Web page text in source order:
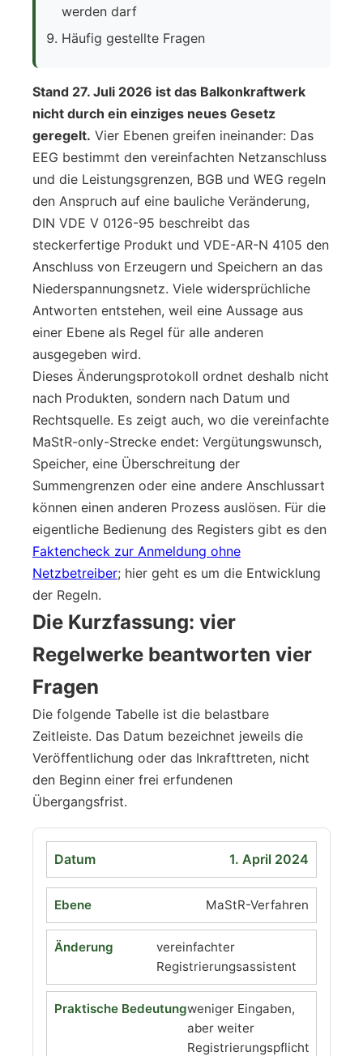
werden darf
Häufig gestellte Fragen
Stand 27. Juli 2026 ist das Balkonkraftwerk
nicht durch ein einziges neues Gesetz
geregelt. Vier Ebenen greifen ineinander: Das
EEG bestimmt den vereinfachten Netzanschluss
und die Leistungsgrenzen, BGB und WEG regeln
den Anspruch auf eine bauliche Veränderung,
DIN VDE V 0126-95 beschreibt das
steckerfertige Produkt und VDE-AR-N 4105 den
Anschluss von Erzeugern und Speichern an das
Niederspannungsnetz. Viele widersprüchliche
Antworten entstehen, weil eine Aussage aus
einer Ebene als Regel für alle anderen
ausgegeben wird.
Dieses Änderungsprotokoll ordnet deshalb nicht
nach Produkten, sondern nach Datum und
Rechtsquelle. Es zeigt auch, wo die vereinfachte
MaStR-only-Strecke endet: Vergütungswunsch,
Speicher, eine Überschreitung der
Summengrenzen oder eine andere Anschlussart
können einen anderen Prozess auslösen. Für die
eigentliche Bedienung des Registers gibt es den
Faktencheck zur Anmeldung ohne
Netzbetreiber; hier geht es um die Entwicklung
der Regeln.
Die Kurzfassung: vier
Regelwerke beantworten vier
Fragen
Die folgende Tabelle ist die belastbare
Zeitleiste. Das Datum bezeichnet jeweils die
Veröffentlichung oder das Inkrafttreten, nicht
den Beginn einer frei erfundenen
Übergangsfrist.
1. April 2024
MaStR-Verfahren
vereinfachter
Registrierungsassistent
weniger Eingaben,
aber weiter
Registrierungspflicht